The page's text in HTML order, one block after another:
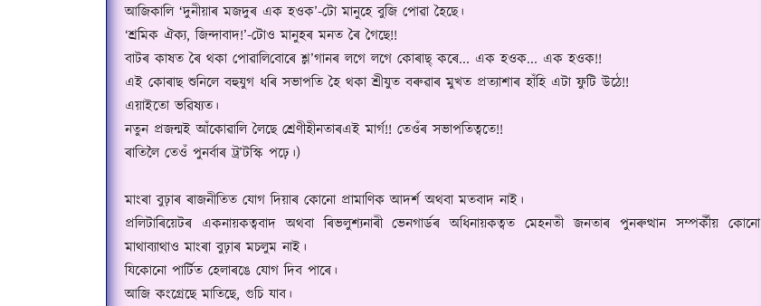
আজিকালি ‘দুনীয়াৰ মজদুৰ এক হ‌ওক’-টোমানুহে বুজি পোৱা হৈছে।
‘শ্ৰমিক ঐক্য,জিন্দাবাদ!’-টোও মানুহৰ মনত ৰৈ গৈছে!!
বাটৰ কাষত ৰৈ থকা পোৱালিবোৰে শ্ল’গানৰ লগে লগে কোৰাছ্ কৰে... এক হ‌ওক... এক হ‌ওক!!
এই কোৰাছ শুনিলে বহুযুগ ধৰি সভাপতি হৈ থকা শ্ৰীযুত বৰুৱাৰ মুখত প্ৰত্যাশাৰ হাঁহি এটা ফুটি উঠে!!
এয়াইতো ভৱিষ্যত।
নতুন প্ৰজন্ম‌ই আঁকোৱালি লৈছে শ্ৰেণীহীনতাৰএই মাৰ্গ!! তেওঁৰ সভাপতিত্বতে!!
ৰাতিলৈ তেওঁ পুনৰ্বাৰ ট্ৰ’টস্কি পঢ়ে।)
মাংৰা বুঢ়াৰ ৰাজনীতিত যোগ দিয়াৰ কোনো প্ৰামাণিক আদৰ্শ অথবা মতবাদ নাই।
প্ৰলিটাৰিয়েটৰ একনায়কত্ববাদ অথবা ৰিভলুশ্যনাৰী ভেনগাৰ্ডৰ অধিনায়কত্বত মেহনতী জনতাৰ পুনৰুত্থান সম্পৰ্কীয় কোনো
মাথাব্যাথাও মাংৰা বুঢ়াৰ মচলুম নাই।
যিকোনো পাৰ্টিত হেলাৰঙে যোগ দিব পাৰে।
আজি কংগ্ৰেছে মাতিছে, গুচি যাব।